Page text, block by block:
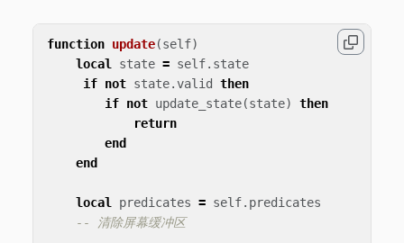
function update(self)
local
state = self. state
if not state.valid then
if not update_state(state)
then
return
end
end
local predicates = self. predicates
-- 清除屏幕缓冲区